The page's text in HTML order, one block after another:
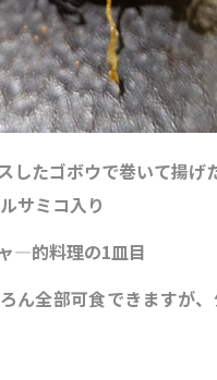
したゴボウで巻いて揚げ
サミコ入り
―的料理の1皿目
ん全部可食できますが